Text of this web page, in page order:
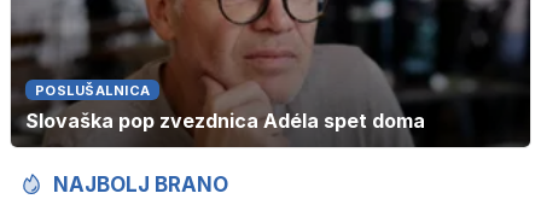
POSLUŠALNICA
Slovaška pop zvezdnica Adéla spet doma
NAJBOLJ BRANO